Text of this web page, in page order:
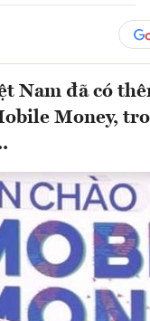
Nam đã có
Money,